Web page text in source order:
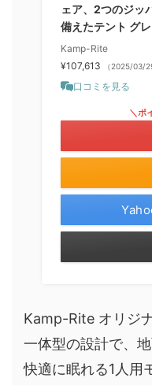
ェア、2つのジッ
備えたテント グ
Kamp-Rite
¥107,613
（2025/03/
口コミを見る
＼ポ
Kamp-Rite オリジ
一体型の設計で、
快適に眠れる1人用